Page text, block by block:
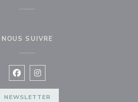
NOUS SUIVRE
Facebook ((ouvre une nouvelle
Instagram ((ouvre une
NEWSLETTER